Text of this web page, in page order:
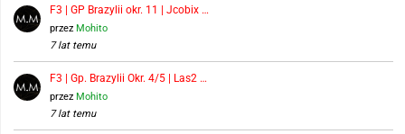
F3 | GP Brazylii okr. 11 | Jcobix …
przez Mohito
7 lat temu
F3 | Gp. Brazylii Okr. 4/5 | Las2 …
przez Mohito
7 lat temu